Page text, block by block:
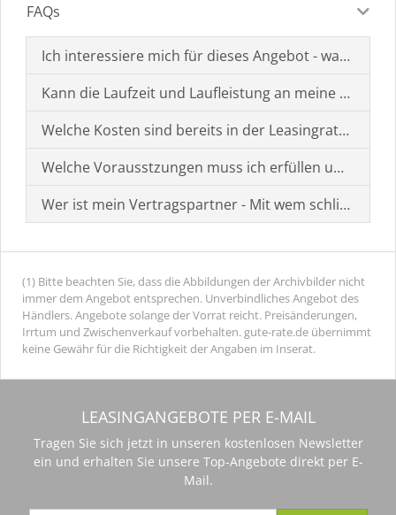
FAQs
Ich interessiere mich für dieses Angebot - was muss
Kann die Laufzeit und Laufleistung an meine
Welche Kosten sind bereits in der Leasingrate
Welche Vorausstzungen muss ich erfüllen um einen
Wer ist mein Vertragspartner - Mit wem schließe ich
(1) Bitte beachten Sie, dass die Abbildungen der Archivbilder nicht
immer dem Angebot entsprechen. Unverbindliches Angebot des
Händlers. Angebote solange der Vorrat reicht. Preisänderungen,
Irrtum und Zwischenverkauf vorbehalten. gute-rate.de übernimmt
keine Gewähr für die Richtigkeit der Angaben im Inserat.
LEASINGANGEBOTE PER E-MAIL
Tragen Sie sich jetzt in unseren kostenlosen Newsletter
ein und erhalten Sie unsere Top-Angebote direkt per E-
Mail.